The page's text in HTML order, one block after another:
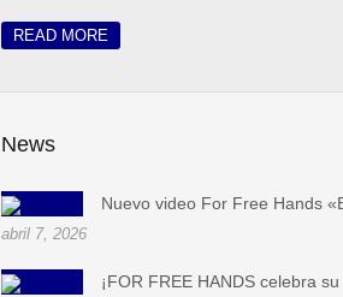
READ MORE
News
Nuevo video For Free Hands
abril 7, 2026
¡FOR FREE HANDS celebra